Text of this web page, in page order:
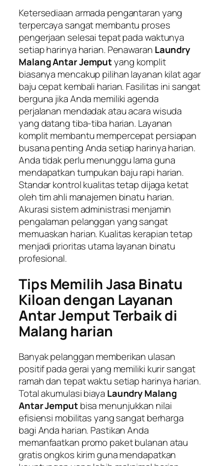
Ketersediaan armada pengantaran yang
terpercaya sangat membantu proses
pengerjaan selesai tepat pada waktunya
setiap harinya harian. Penawaran Laundry
Malang Antar Jemputyang komplit
biasanya mencakup pilihan layanan kilat agar
baju cepat kembali harian. Fasilitas ini sangat
berguna jika Anda memiliki agenda
perjalanan mendadak atau acara wisuda
yang datang tiba-tiba harian. Layanan
komplit membantu mempercepat persiapan
busana penting Anda setiap harinya harian.
Anda tidak perlu menunggu lama guna
mendapatkan tumpukan baju rapi harian.
Standar kontrol kualitas tetap dijaga ketat
oleh tim ahli manajemen binatu harian.
Akurasi sistem administrasi menjamin
pengalaman pelanggan yang sangat
memuaskan harian. Kualitas kerapian tetap
menjadi prioritas utama layanan binatu
profesional.
Tips Memilih Jasa Binatu
Kiloan dengan Layanan
Antar Jemput Terbaik di
Malang harian
Banyak pelanggan memberikan ulasan
positif pada gerai yang memiliki kurir sangat
ramah dan tepat waktu setiap harinya harian.
Total akumulasi biaya Laundry Malang
Antar Jemputbisa menunjukkan nilai
efisiensi mobilitas yang sangat berharga
bagi Anda harian. Pastikan Anda
memanfaatkan promo paket bulanan atau
gratis ongkos kirim guna mendapatkan